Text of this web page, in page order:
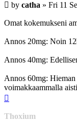
Post
by catha » Fri 11
Omat kokemukseni
Annos 20mg: Noin
Annos 40mg:
Annos 60mg:
voimakkaammalla
Thoxium